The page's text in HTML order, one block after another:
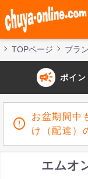
TOPページ ブラ
campaign ポイン
お盆期間中
け（配達）
エムオ